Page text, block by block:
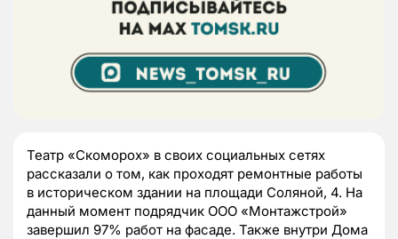
Театр «Скоморох» в своих социальных сетях
рассказали о том, как проходят ремонтные работы
в историческом здании на площади Соляной, 4. На
данный момент подрядчик ООО «Монтажстрой»
завершил 97% работ на фасаде. Также внутри Дома